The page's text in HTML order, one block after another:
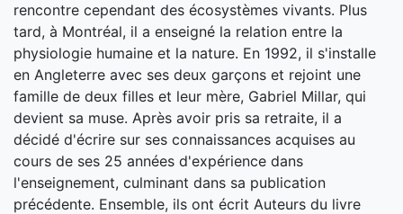
rencontre cependant des écosystèmes vivants. Plus
tard, à Montréal, il a enseigné la relation entre la
physiologie humaine et la nature. En 1992, il s'installe
en Angleterre avec ses deux garçons et rejoint une
famille de deux filles et leur mère, Gabriel Millar, qui
devient sa muse. Après avoir pris sa retraite, il a
décidé d'écrire sur ses connaissances acquises au
cours de ses 25 années d'expérience dans
l'enseignement, culminant dans sa publication
précédente. Ensemble, ils ont écrit Auteurs du livre